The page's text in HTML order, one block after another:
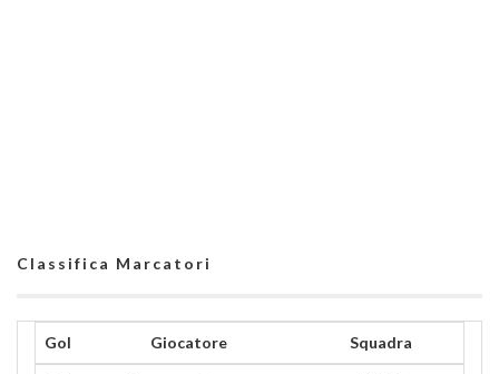
Classifica Marcatori
Gol Giocatore Squadra